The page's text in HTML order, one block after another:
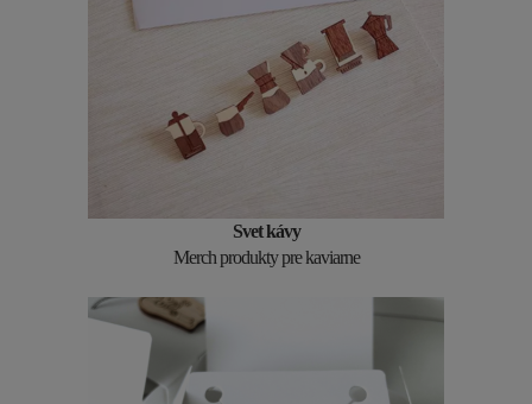
Svet kávy
Merch produkty pre kaviarne